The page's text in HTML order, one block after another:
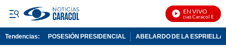
EN VIVO
Noticias Caracol En Vivo
Tendencias: POSESIÓN PRESIDENCIAL ABELARDO DE LA ESPRIELLA